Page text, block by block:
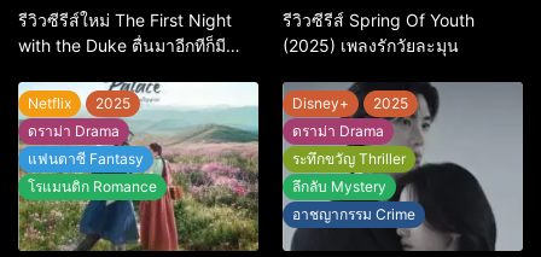
รีวิวซีรีส์ใหม่ The First Night
with the Duke ตื่นมาอีกทีก็มี
รีวิวซีรีส์ Spring Of Youth
(2025) เพลงรักวัยละมุน
Netflix
2025
ดราม่า Drama
แฟนตาซี Fantasy
โรแมนติก Romance
Disney+
2025
ดราม่า Drama
ระทึกขวัญ Thriller
ลึกลับ Mystery
อาชญากรรม Crime